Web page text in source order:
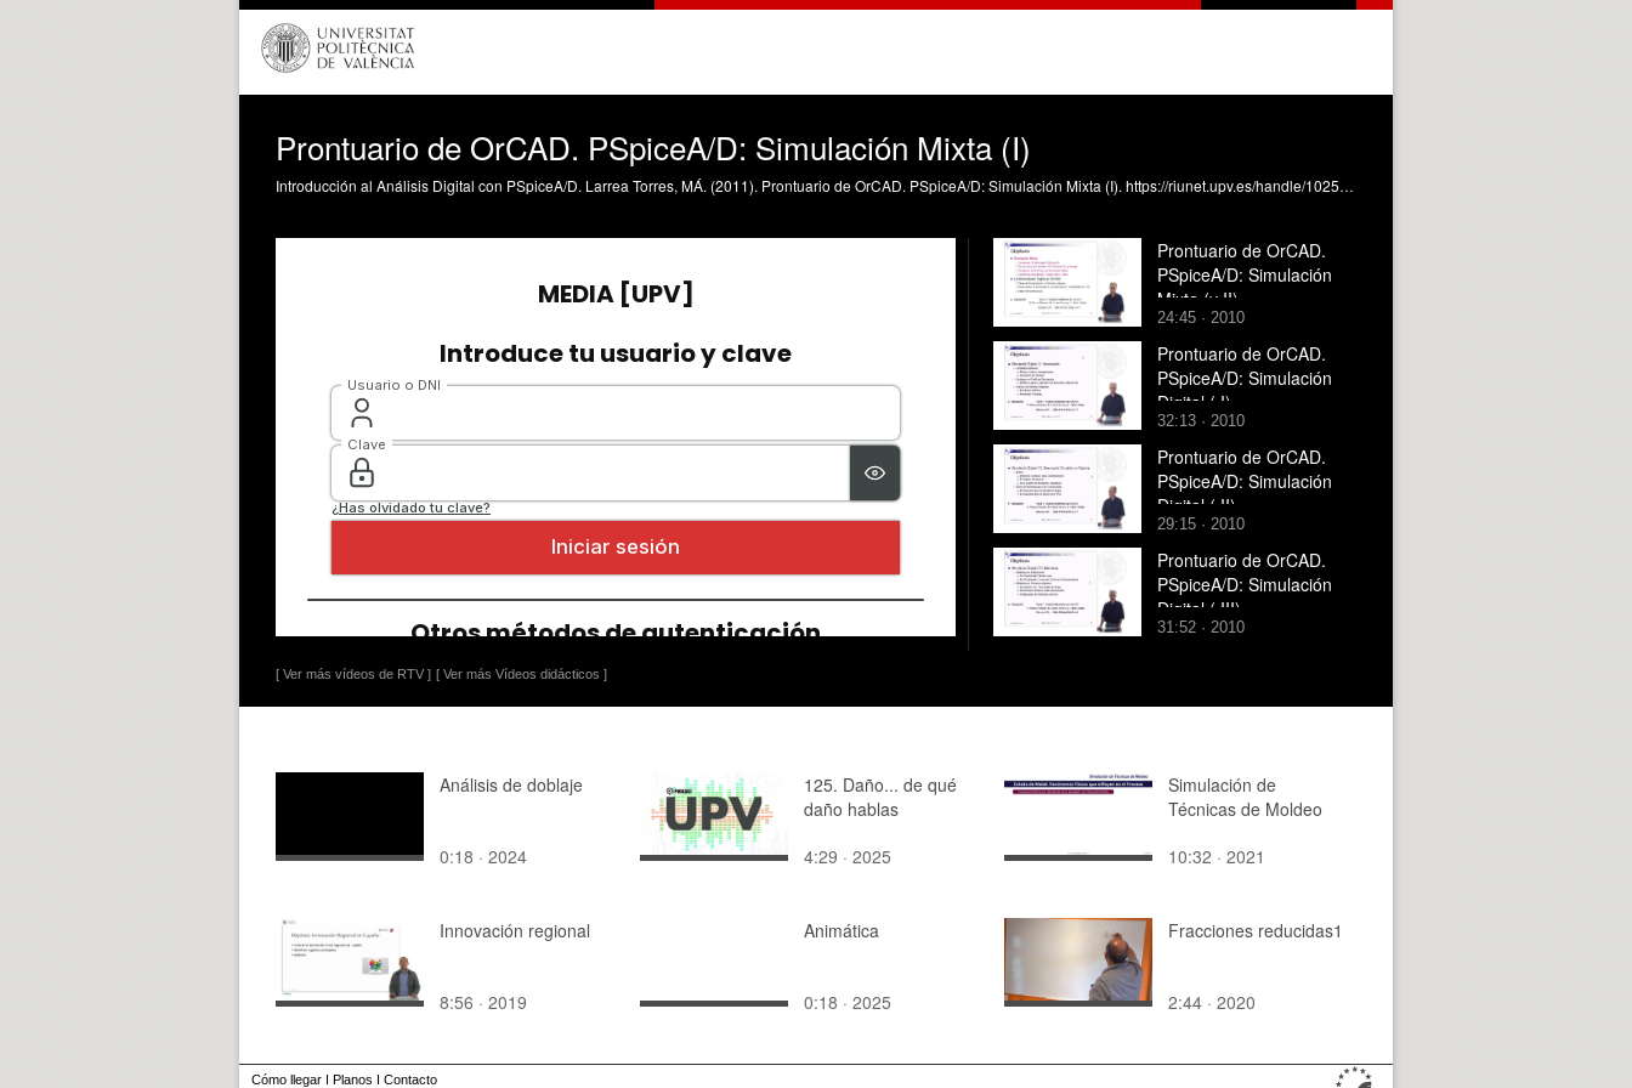
Prontuario de OrCAD. PSpiceA/D: Simulación Mixta (I)
Introducción al Análisis Digital con PSpiceA/D. Larrea Torres, MÁ. (2011). Prontuario de OrCAD. PSpiceA/D: Simulación Mixta (I). https://riunet.upv.es/handle/10251/10257
[ Ver más vídeos de RTV ] [ Ver más Vídeos didácticos ]
Prontuario de OrCAD.
PSpiceA/D: Simulación
Mixta (y II)
24:45 · 2010
Prontuario de OrCAD.
PSpiceA/D: Simulación
Digital ( I)
32:13 · 2010
Prontuario de OrCAD.
PSpiceA/D: Simulación
Digital ( II)
29:15 · 2010
Prontuario de OrCAD.
PSpiceA/D: Simulación
Digital ( III)
31:52 · 2010
Análisis de doblaje
0:18 · 2024
125. Daño... de qué
daño hablas
4:29 · 2025
Simulación de
Técnicas de Moldeo
10:32 · 2021
Innovación regional
8:56 · 2019
Animática
0:18 · 2025
Fracciones reducidas1
2:44 · 2020
Cómo llegar I Planos I Contacto